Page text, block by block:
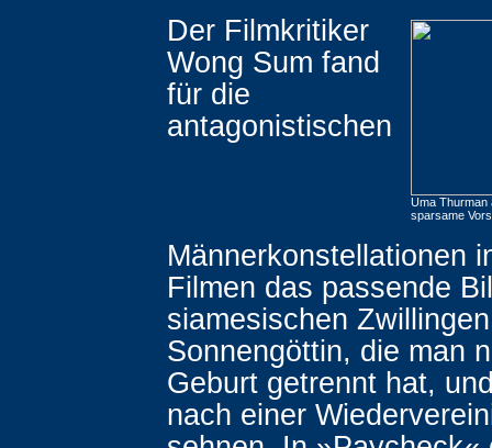
Uma Thurman
sparsame
Der Filmkritiker
Wong Sum fand
für die
antagonistischen
Männerkonstellationen
Filmen das passende
siamesischen
Sonnengöttin, die man
Geburt getrennt hat,
nach einer